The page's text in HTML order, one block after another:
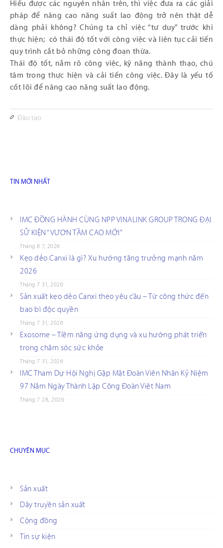
Hiểu được các nguyên nhân trên, thì việc đưa ra các giải
pháp để nâng cao năng suất lao động trở nên thật dễ
dàng phải không? Chúng ta chỉ việc “tư duy” trước khi
thực hiện; có thái độ tốt với công việc và liên tục cải tiến
quy trình cắt bỏ những công đoạn thừa.
Thái độ tốt, nắm rõ công việc, kỹ năng thành thạo, chú
tâm trong thực hiện và cải tiến công việc. Đây là yếu tố
cốt lõi để nâng cao năng suất lao động.
Đào tạo
TIN MỚI NHẤT
IMC ĐỒNG HÀNH CÙNG NPP VINALINK GROUP TRONG ĐẠI
SỰ KIỆN “VƯƠN TẦM CAO MỚI”
Tháng 8 7, 2026
Kẹo dẻo Canxi là gì? Xu hướng tăng trưởng mạnh năm
2026
Tháng 7 31, 2026
Sản xuất kẹo dẻo Canxi theo yêu cầu – Từ công thức đến
bao bì độc quyền
Tháng 7 31, 2026
Exosome – Tiềm năng ứng dụng và xu hướng phát triển
trong chăm sóc sức khỏe
Tháng 7 31, 2026
IMC Tham Dự Hội Nghị Gặp Mặt Đoàn Viên Nhân Kỷ Niệm
97 Năm Ngày Thành Lập Công Đoàn Việt Nam
Tháng 7 28, 2026
CHUYÊN MỤC
Sản xuất
Dây truyền sản xuất
Cộng đồng
Tin sự kiện